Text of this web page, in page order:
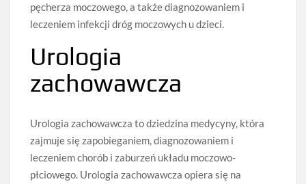
pęcherza moczowego, a także diagnozowaniem i
leczeniem infekcji dróg moczowych u dzieci.
Urologia
zachowawcza
Urologia zachowawcza to dziedzina medycyny, która
zajmuje się zapobieganiem, diagnozowaniem i
leczeniem chorób i zaburzeń układu moczowo-
płciowego. Urologia zachowawcza opiera się na